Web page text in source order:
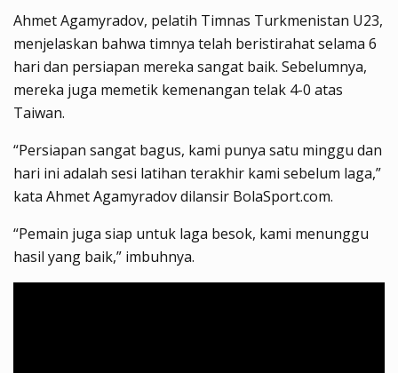
Ahmet Agamyradov, pelatih Timnas Turkmenistan U23,
menjelaskan bahwa timnya telah beristirahat selama 6
hari dan persiapan mereka sangat baik. Sebelumnya,
mereka juga memetik kemenangan telak 4-0 atas
Taiwan.
“Persiapan sangat bagus, kami punya satu minggu dan
hari ini adalah sesi latihan terakhir kami sebelum laga,”
kata Ahmet Agamyradov dilansir BolaSport.com.
“Pemain juga siap untuk laga besok, kami menunggu
hasil yang baik,” imbuhnya.